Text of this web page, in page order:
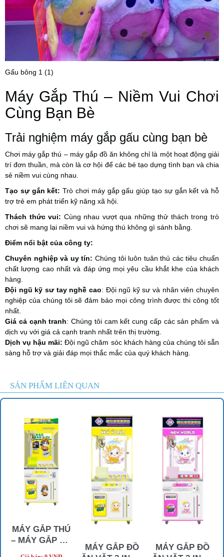
Gấu bông 1 (1)
Máy Gắp Thú – Niềm Vui Chơi
Cùng Bạn Bè
Trải nghiệm máy gắp gấu cùng bạn bè
Chơi máy gắp thú – máy gắp đồ ăn không chỉ là một hoạt động giải
trí đơn thuần, mà còn là cơ hội để các bé tạo dựng tình bạn và chia
sẻ niềm vui cùng nhau.
Tạo sự gắn kết: Trò chơi máy gắp gấu giúp tạo sự gắn kết và hỗ
trợ trẻ em phát triển kỹ năng xã hội.
Thách thức vui: Cùng nhau vượt qua những thử thách trong trò
chơi sẽ mang lại niềm vui và hứng thú không gì sánh bằng.
Điểm nổi bật của công ty:
Chuyên nghiệp và uy tín: Chúng tôi luôn tuân thủ các tiêu chuẩn
chất lượng cao nhất và đáp ứng mọi yêu cầu khắt khe của khách
hàng.
Đội ngũ kỹ sư tay nghề cao: Đội ngũ kỹ sư và nhân viên chuyên
nghiệp của chúng tôi sẽ đảm bảo mọi công trình được thi công tốt
nhất.
Giá cả cạnh tranh: Chúng tôi cam kết cung cấp các sản phẩm và
dịch vụ với giá cả cạnh tranh nhất trên thị trường.
Dịch vụ hậu mãi: Đội ngũ chăm sóc khách hàng của chúng tôi sẵn
sàng hỗ trợ và giải đáp mọi thắc mắc của quý khách hàng.
SẢN PHẨM LIÊN QUAN
MÁY GẮP THÚ
– MÁY GẮP ĐỒ
MÁY GẮP ĐỒ
MÁY GẮP ĐỒ